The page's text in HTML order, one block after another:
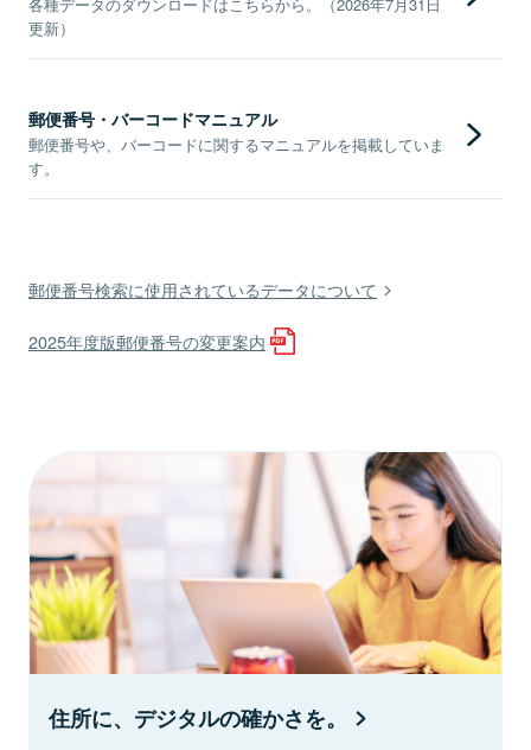
各種データのダウンロードはこちらから。（2026年7月31日
更新）
郵便番号・バーコードマニュアル
郵便番号や、バーコードに関するマニュアルを掲載していま
す。
郵便番号検索に使用されているデータについて
2025年度版郵便番号の変更案内
住所に、デジタルの確かさを。